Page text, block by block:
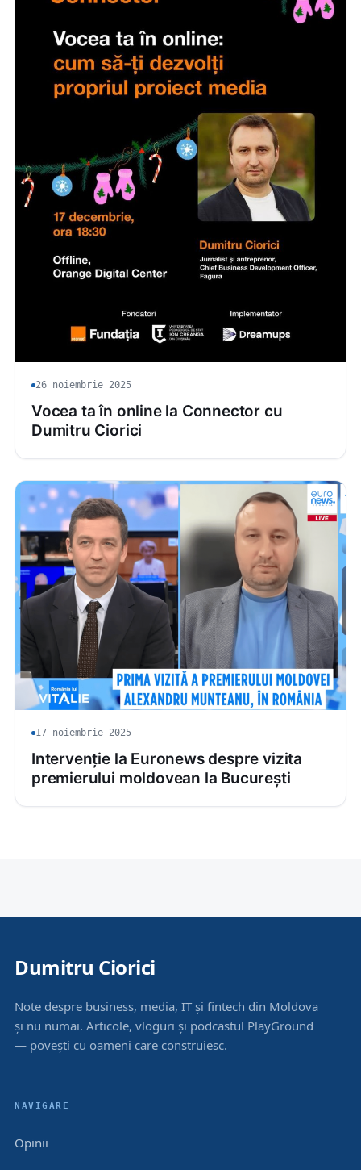
26 noiembrie 2025
Vocea ta în online la Connector cu
Dumitru Ciorici
17 noiembrie 2025
Intervenție la Euronews despre vizita
premierului moldovean la București
Dumitru Ciorici
Note despre business, media, IT și fintech din Moldova
și nu numai. Articole, vloguri și podcastul PlayGround
— povești cu oameni care construiesc.
NAVIGARE
Opinii